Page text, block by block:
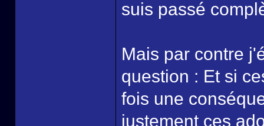
suis passé
Mais par contre
question : Et si
fois une
justement ces